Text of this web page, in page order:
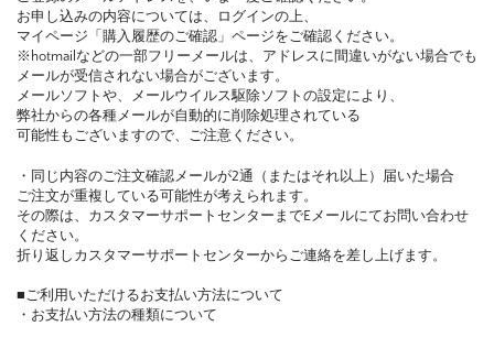
お申し込みの内容については、ログインの上、
マイページ「購入履歴のご確認」ページをご確認ください。
※hotmailなどの一部フリーメールは、アドレスに間違いがない場合でも
メールが受信されない場合がございます。
メールソフトや、メールウイルス駆除ソフトの設定により、
弊社からの各種メールが自動的に削除処理されている
可能性もございますので、ご注意ください。
・同じ内容のご注文確認メールが2通（またはそれ以上）届いた場合
ご注文が重複している可能性が考えられます。
その際は、カスタマーサポートセンターまでEメールにてお問い合わせ
ください。
折り返しカスタマーサポートセンターからご連絡を差し上げます。
■ご利用いただけるお支払い方法について
・お支払い方法の種類について